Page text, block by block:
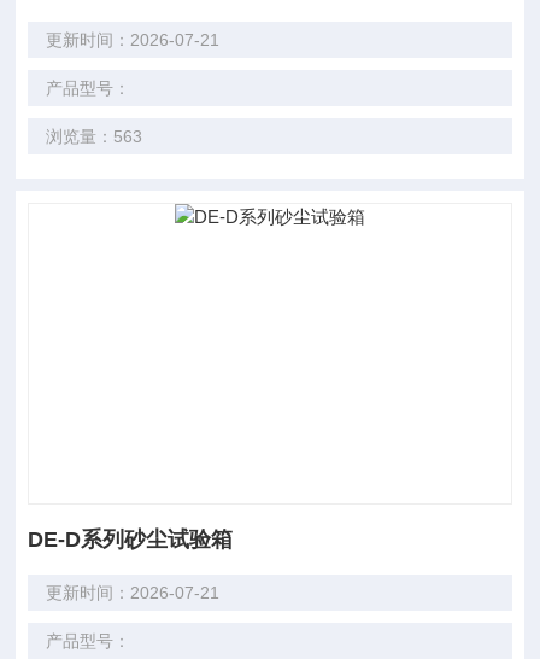
更新时间：2026-07-21
产品型号：
浏览量：563
DE-D系列砂尘试验箱
更新时间：2026-07-21
产品型号：